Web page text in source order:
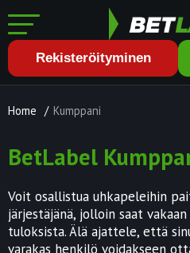
Rekisteröityminen
Home / Kumppani
BetLabel
Voit osallistua uhkapeleihin
järjestäjänä, jolloin saat
tuloksista. Älä ajattele, että
varakas henkilö voidakseen